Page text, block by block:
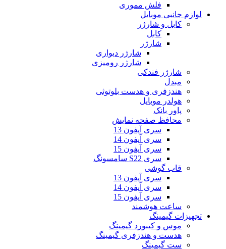
فلش مموری
لوازم جانبی موبایل
کابل و شارژر
کابل
شارژر
شارژر دیواری
شارژر رومیزی
شارژر فندکی
مبدل
هندزفری و هدست بلوتوثی
هولدر موبایل
پاور بانک
محافظ صفحه نمایش
سری آیفون 13
سری آیفون 14
سری آیفون 15
سری S22 سامسونگ
قاب گوشی
سری آیفون 13
سری آیفون 14
سری آیفون 15
ساعت هوشمند
تجهیزات گیمینگ
موس و کیبورد گیمینگ
هدست و هندزفری گیمینگ
ست گیمینگ